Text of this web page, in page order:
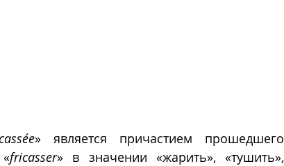
» является причастием прошедшего
fricasser» в значении «жарить», «тушить»,